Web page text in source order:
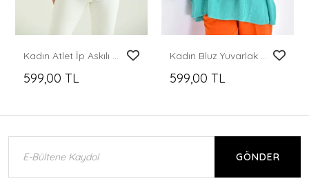
Kadın Atlet İp Askılı Saten Atlet Turkuaz - T091
599,00 TL
Kadın Bluz Yuvarlak Yaka Yaka ve Bilek İşlemeli Bluz Kadın Bluz Yeşil - 33032
599,00 TL
GÖNDER